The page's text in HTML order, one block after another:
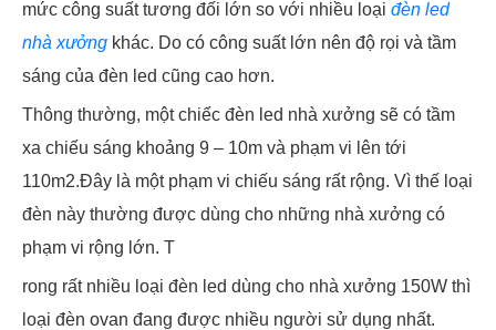
mức công suất tương đối lớn so với nhiều loại đèn led
nhà xưởng khác. Do có công suất lớn nên độ rọi và tầm
sáng của đèn led cũng cao hơn.
Thông thường, một chiếc đèn led nhà xưởng sẽ có tầm
xa chiếu sáng khoảng 9 – 10m và phạm vi lên tới
110m2.Đây là một phạm vi chiếu sáng rất rộng. Vì thế loại
đèn này thường được dùng cho những nhà xưởng có
phạm vi rộng lớn. T
rong rất nhiều loại đèn led dùng cho nhà xưởng 150W thì
loại đèn ovan đang được nhiều người sử dụng nhất.